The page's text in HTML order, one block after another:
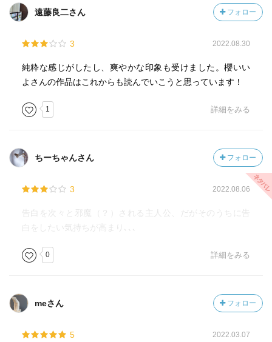
遠藤良二さん フォロー
3 2022.08.30
純粋な感じがしたし、爽やかな印象も受けました。櫻いい
よさんの作品はこれからも読んでいこうと思っています！
1 詳細をみる
ちーちゃんさん フォロー
3 2022.08.06
告白を次々と邪魔（？）される主人公、だがそのうちに告
白をしたい気持ちが高まり､､､
0 詳細をみる
meさん フォロー
5 2022.03.07